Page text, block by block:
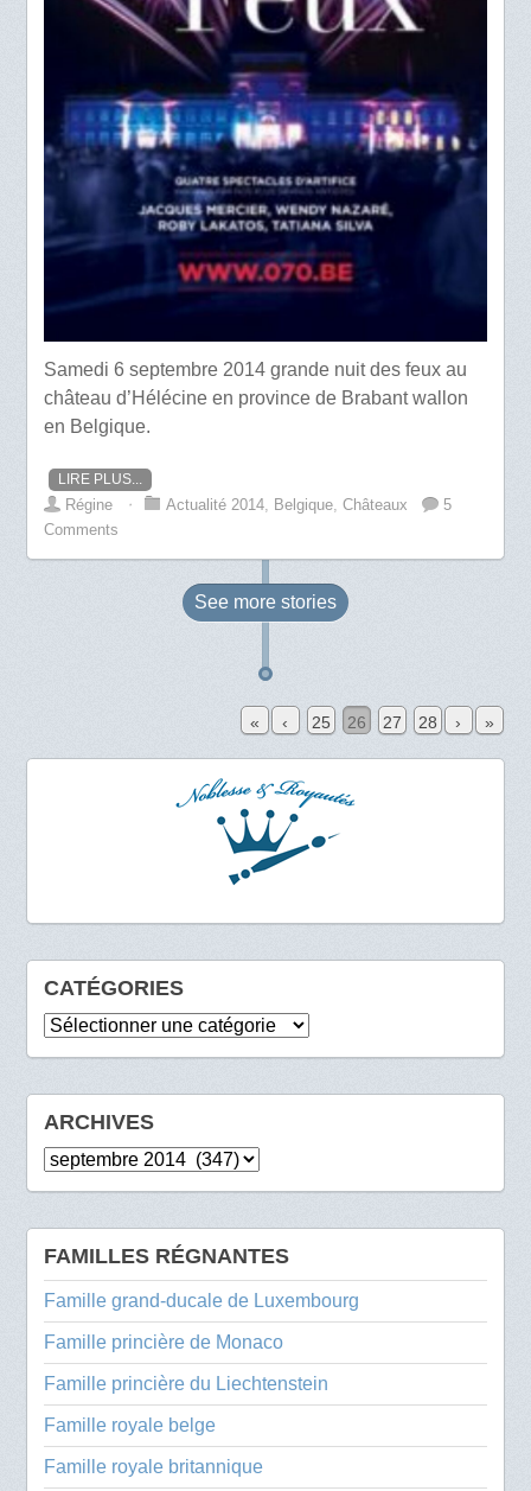
Samedi 6 septembre 2014 grande nuit des feux au
château d’Hélécine en province de Brabant wallon
en Belgique.
LIRE PLUS...
Régine ⋅ Actualité 2014, Belgique,Châteaux
5
Comments
See more stories
« ‹ 25 26 27 28 › »
CATÉGORIES
Catégories
ARCHIVES
Archives
FAMILLES RÉGNANTES
Famille grand-ducale de Luxembourg
Famille princière de Monaco
Famille princière du Liechtenstein
Famille royale belge
Famille royale britannique